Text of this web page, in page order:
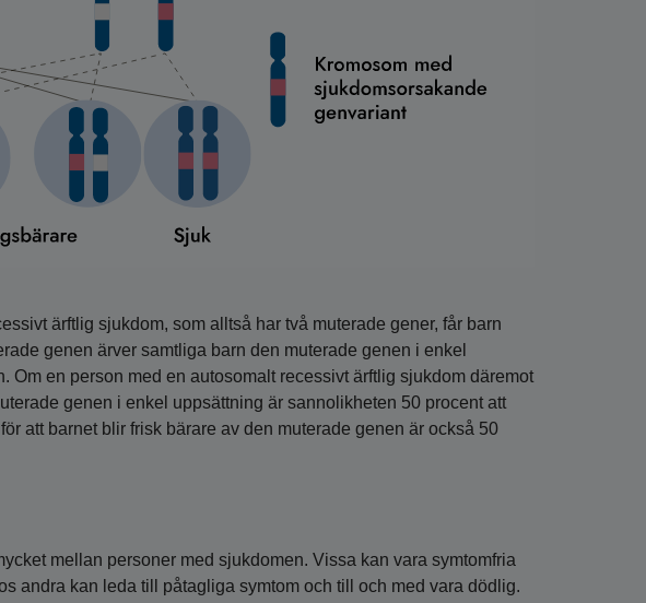
ärftlig sjukdom, som alltså har två muterade gener, får barn
genen ärver samtliga barn den muterade genen i enkel
Om en person med en autosomalt recessivt ärftlig sjukdom däremot
genen i enkel uppsättning är sannolikheten 50 procent att
att barnet blir frisk bärare av den muterade genen är också 50
mellan personer med sjukdomen. Vissa kan vara symtomfria
andra kan leda till påtagliga symtom och till och med vara dödlig.